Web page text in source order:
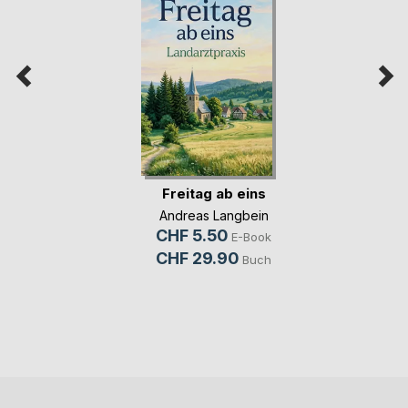
Freitag ab eins
Andreas Langbein
CHF 5.50 E-Book
CHF 29.90 Buch